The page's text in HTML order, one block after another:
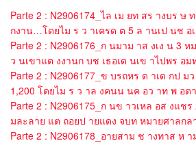
Parte 2 : N2906174_ไล เม ยท สร างบร ษ
กงาน…โดยไม ร ว าเครด ต 5 ล านเป นช อ
Parte 2 : N2906176_ก นมาม าส งเง น 3
ว นเขาแต งงานก บช เธอเด นเข าไปพร อม
Parte 2 : N2906177_ข บรถหร ด าเด กป ม
1,200 โดยไม ร ว าล งคนน นค อว าท พ อต
Parte 2 : N2906175_ก นข าวเหล อส งแช
มละลาย แต ถอยป ายแดง จบท หมายศาลกล
Parte 2 : N2906178_อายสาม ช างทาส ห